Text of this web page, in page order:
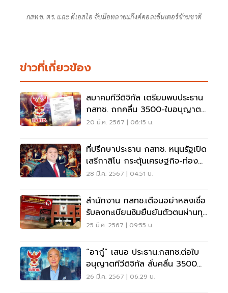
กสทช. ตร. และ ดีเอสไอ จับมือทลายแก๊งค์คอลเซ็นเตอร์ข้ามชาติ
ข่าวที่เกี่ยวข้อง
สมาคมทีวีดิจิทัล เตรียมพบประธาน
กสทช. ถกคลื่น 3500-ใบอนุญาต
ทีวีหมดอายุปี 72
20 มี.ค. 2567 | 06:15 น.
ที่ปรึกษาประธาน กสทช. หนุนรัฐเปิด
เสรีกาสิโน กระตุ้นเศรษฐกิจ-ท่อง
เที่ยว
28 มี.ค. 2567 | 04:51 น.
สำนักงาน กสทช.เตือนอย่าหลงเชื่อ
รับลงทะเบียนซิมยืนยันตัวตนผ่านทุก
ช่องทาง
25 มี.ค. 2567 | 09:55 น.
“อากู๋” เสนอ ประธาน.กสทช.ต่อใบ
อนุญาตทีวีดิจิทัล ลั่นคลื่น 3500
ต้องรักษาไว้
26 มี.ค. 2567 | 06:29 น.